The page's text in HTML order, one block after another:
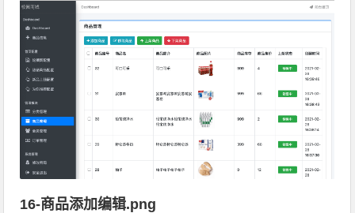
16-商品添加编辑.png